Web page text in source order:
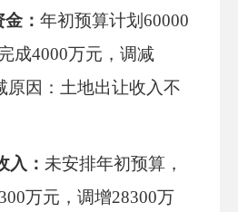
金：年初预算计划60000
成4000万元，调减
原因：土地出让收入不
入： 未安排年初预算，
万元，调增28300万